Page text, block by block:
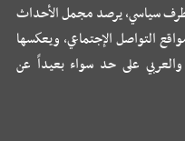
طرف سياسي، يرصد مجمل الأحداث
التواصل الإجتماعي، ويعكسها
والعربي على حد سواء بعيداً عن